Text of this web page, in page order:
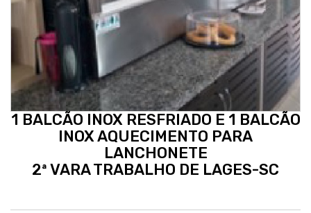
1 BALCÃO INOX RESFRIADO E 1 BALCÃO
INOX AQUECIMENTO PARA
LANCHONETE
2ª VARA TRABALHO DE LAGES-SC